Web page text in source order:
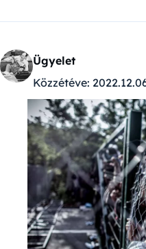
Ügyelet
Közzétéve: